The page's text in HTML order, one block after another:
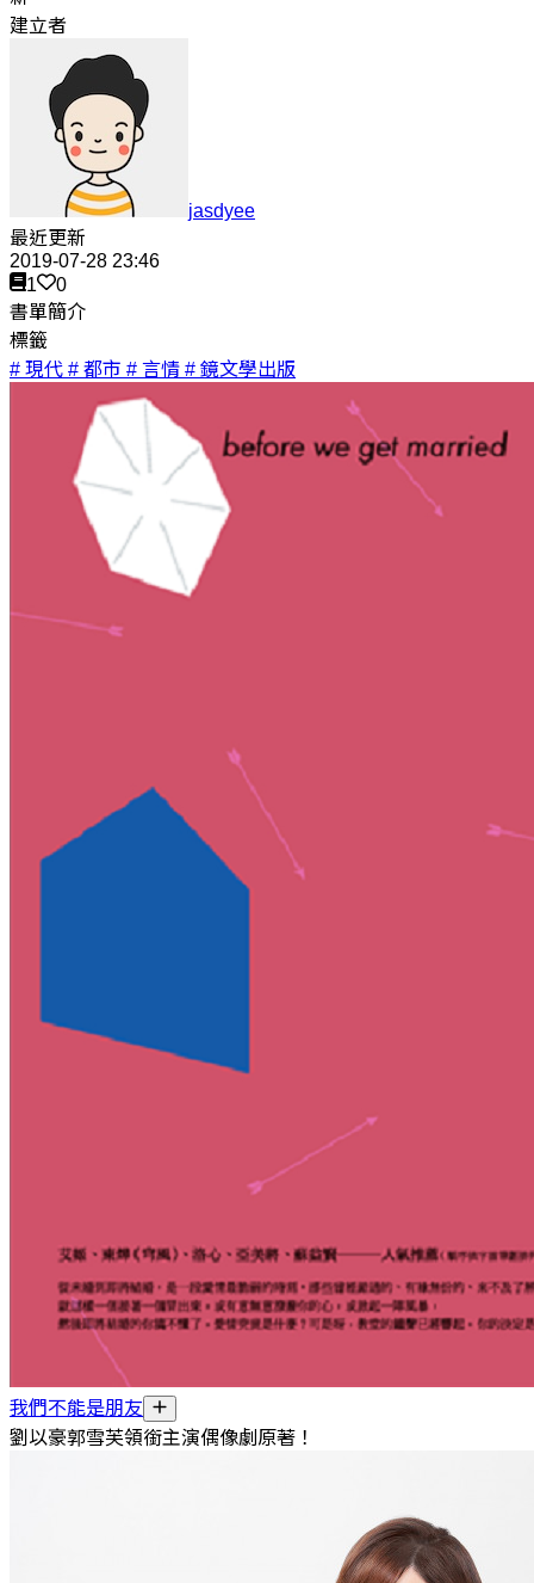
建立者
jasdyee
最近更新
2019-07-28 23:46
1
0
書單簡介
標籤
# 現代 # 都市 # 言情 # 鏡文學出版
我們不能是朋友
劉以豪郭雪芙領銜主演偶像劇原著！